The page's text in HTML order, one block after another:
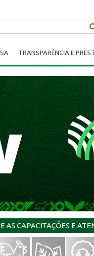
TRANSPARÊNCIA E
AS CAPACITAÇÕES E